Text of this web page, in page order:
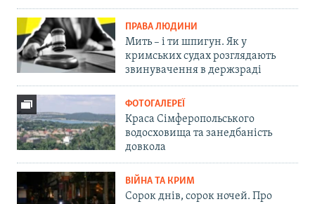
ПРАВА ЛЮДИНИ
Мить – і ти шпигун. Як у
кримських судах розглядають
звинувачення в держзраді
ФОТОГАЛЕРЕЇ
Краса Сімферопольського
водосховища та занедбаність
довкола
ВІЙНА ТА КРИМ
Сорок днів, сорок ночей. Про